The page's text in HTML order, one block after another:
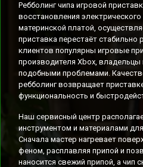
Ребболинг чипа игровой
восстановления
материнской платой,
приставка перестаёт стабильно
клиентов популярны игровые
производителя Xbox,
подобными проблемами.
ребболинг возвращает
функциональность и
Наш сервисный центр
инструментом и материалами
Сначала мастер нагревает
феном, расплавляя припой и
наносится свежий припой, а чип